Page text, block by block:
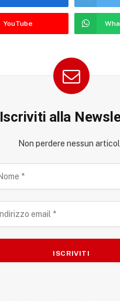
YouTube
Iscriviti alla
Non perdere nessun